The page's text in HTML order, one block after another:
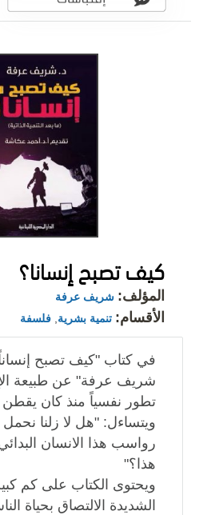
كيف تصبح إنسانا؟
المؤلف: شريف عرفة
الأقسام: تنمية بشرية فلسفة
في كتاب "كيف تصبح
شريف عرفة" عن طبيعة
تطور نفسياً منذ كان يقطن
ويتساءل: "هل لا زلنا نحمل
رواسب هذا الانسان
هذا؟"
ويحتوى الكتاب على كم
الشديدة الالتصاق بحياة